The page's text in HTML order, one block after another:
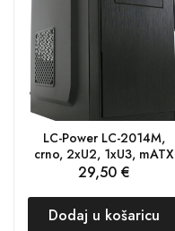
LC-Power LC-2014M,
crno, 2xU2, 1xU3, mATX
29,50 €
Dodaj u košaricu